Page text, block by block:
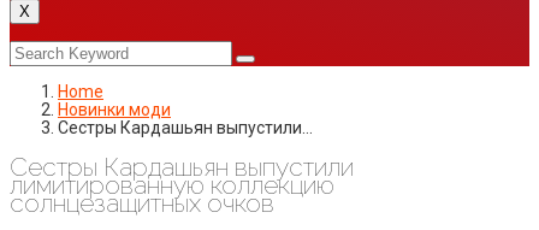
X
Home
Новинки моди
Сестры Кардашьян выпустили…
Сестры Кардашьян выпустили
лимитированную коллекцию
солнцезащитных очков